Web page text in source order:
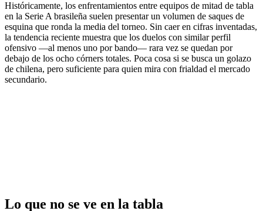
Históricamente, los enfrentamientos entre equipos de mitad de tabla
en la Serie A brasileña suelen presentar un volumen de saques de
esquina que ronda la media del torneo. Sin caer en cifras inventadas,
la tendencia reciente muestra que los duelos con similar perfil
ofensivo —al menos uno por bando— rara vez se quedan por
debajo de los ocho córners totales. Poca cosa si se busca un golazo
de chilena, pero suficiente para quien mira con frialdad el mercado
secundario.
Lo que no se ve en la tabla